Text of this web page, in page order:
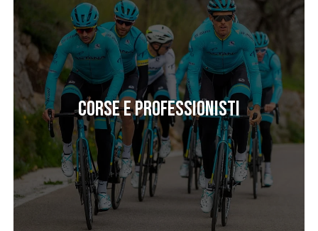
Corse e professionisti